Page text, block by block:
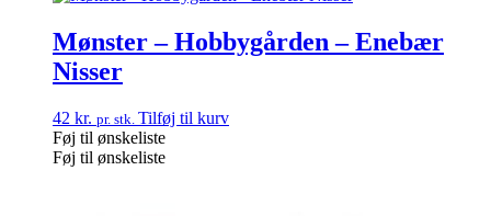
Mønster – Hobbygården – Enebær
Nisser
42 kr. pr. stk. Tilføj til kurv
Føj til ønskeliste
Føj til ønskeliste